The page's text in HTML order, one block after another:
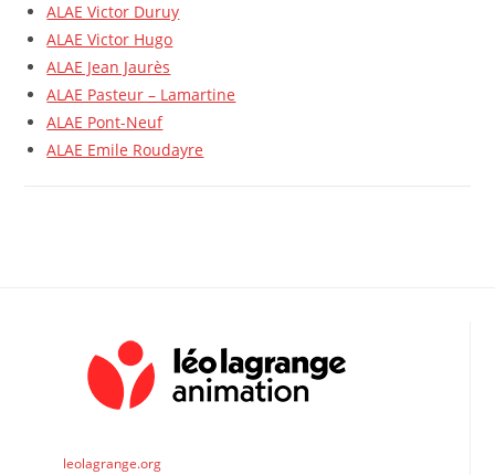
ALAE Victor Duruy
ALAE Victor Hugo
ALAE Jean Jaurès
ALAE Pasteur – Lamartine
ALAE Pont-Neuf
ALAE Emile Roudayre
leolagrange.org